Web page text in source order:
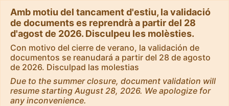
Amb motiu del tancament d'estiu, la validació
de documents es reprendrà a partir del 28
d'agost de 2026. Disculpeu les molèsties.
Con motivo del cierre de verano, la validación de
documentos se reanudará a partir del 28 de agosto
de 2026. Disculpad las molestias
Due to the summer closure, document validation will
resume starting August 28, 2026. We apologize for
any inconvenience.